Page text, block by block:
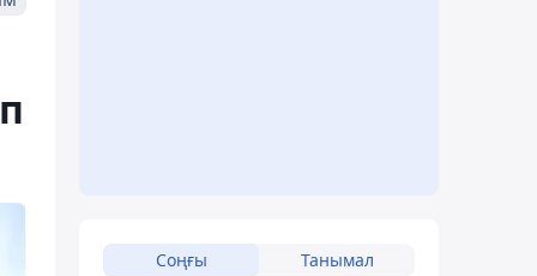
Соңғы Танымал